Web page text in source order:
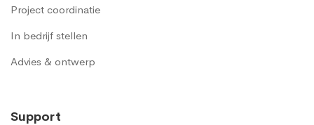
Project coordinatie
In bedrijf stellen
Advies & ontwerp
Support